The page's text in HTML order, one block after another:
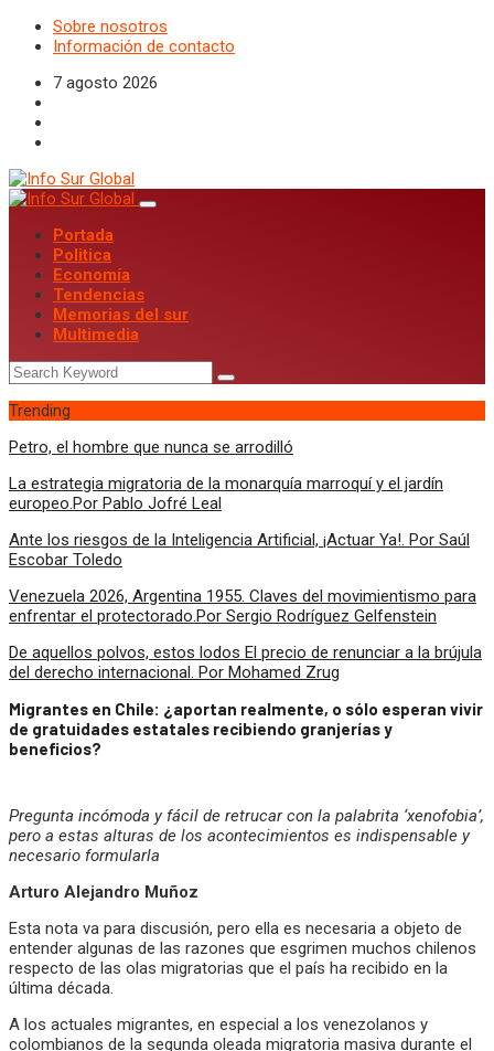
Sobre nosotros
Información de contacto
7 agosto 2026
Portada
Politica
Economía
Tendencias
Memorias del sur
Multimedia
Trending
Petro, el hombre que nunca se arrodilló
La estrategia migratoria de la monarquía marroquí y el jardín
europeo.Por Pablo Jofré Leal
Ante los riesgos de la Inteligencia Artificial, ¡Actuar Ya!. Por Saúl
Escobar Toledo
Venezuela 2026, Argentina 1955. Claves del movimientismo para
enfrentar el protectorado.Por Sergio Rodríguez Gelfenstein
De aquellos polvos, estos lodos El precio de renunciar a la brújula
del derecho internacional. Por Mohamed Zrug
Migrantes en Chile: ¿aportan realmente, o sólo esperan vivir
de gratuidades estatales recibiendo granjerías y
beneficios?
Pregunta incómoda y fácil de retrucar con la palabrita ‘xenofobia’,
pero a estas alturas de los acontecimientos es indispensable y
necesario formularla
Arturo Alejandro Muñoz
Esta nota va para discusión, pero ella es necesaria a objeto de
entender algunas de las razones que esgrimen muchos chilenos
respecto de las olas migratorias que el país ha recibido en la
última década.
A los actuales migrantes, en especial a los venezolanos y
colombianos de la segunda oleada migratoria masiva durante el